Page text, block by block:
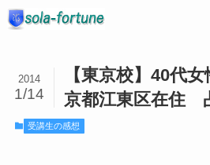
【東京校】40
京都江東区在住
2014
1/14
受講生の感想